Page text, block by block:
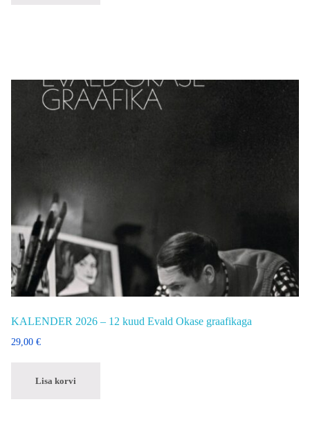
KALENDER 2026 – 12 kuud Evald Okase graafikaga
29,00 €
Lisa korvi